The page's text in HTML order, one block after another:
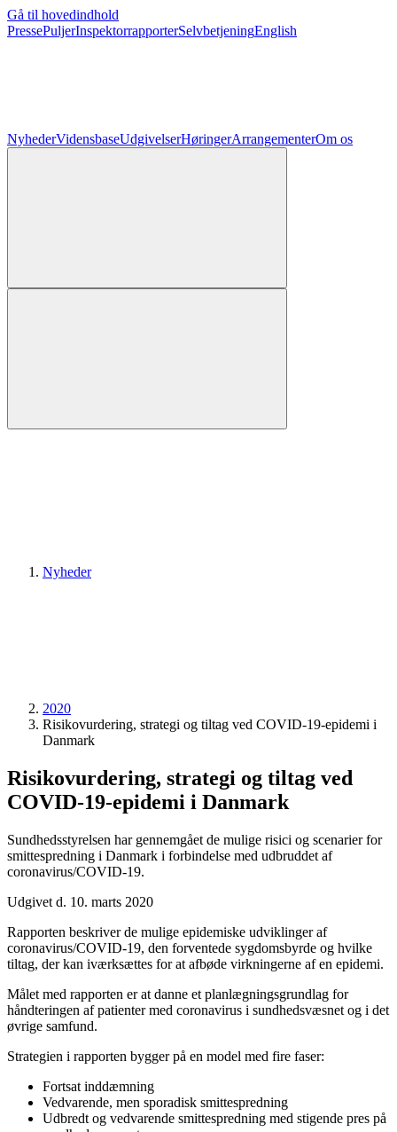
Gå til hovedindhold
PressePuljerInspektorrapporterSelvbetjeningEnglish
NyhederVidensbaseUdgivelserHøringerArrangementerOm os
Nyheder
2020
Risikovurdering, strategi og tiltag ved COVID-19-epidemi i
Danmark
Risikovurdering, strategi og tiltag ved
COVID-19-epidemi i Danmark
Sundhedsstyrelsen har gennemgået de mulige risici og scenarier for
smittespredning i Danmark i forbindelse med udbruddet af
coronavirus/COVID-19.
Udgivet d. 10. marts 2020
Rapporten beskriver de mulige epidemiske udviklinger af
coronavirus/COVID-19, den forventede sygdomsbyrde og hvilke
tiltag, der kan iværksættes for at afbøde virkningerne af en epidemi.
Målet med rapporten er at danne et planlægningsgrundlag for
håndteringen af patienter med coronavirus i sundhedsvæsnet og i det
øvrige samfund.
Strategien i rapporten bygger på en model med fire faser:
Fortsat inddæmning
Vedvarende, men sporadisk smittespredning
Udbredt og vedvarende smittespredning med stigende pres på